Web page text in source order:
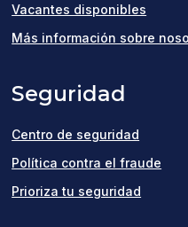
Vacantes disponibles
in
Más información sobre
Seguridad
Centro de seguridad
Política contra el fraude
Prioriza tu seguridad